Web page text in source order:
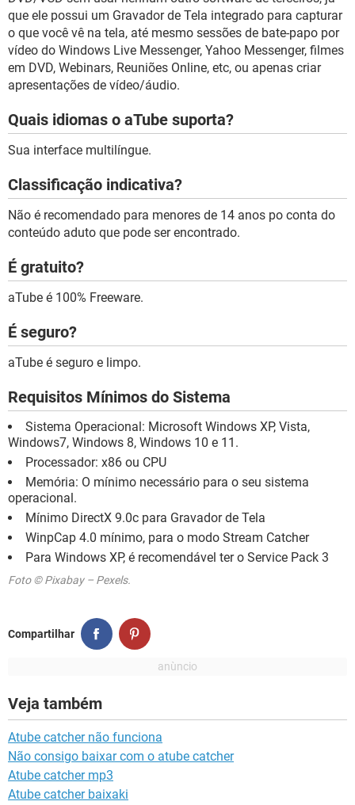
que ele possui um Gravador de Tela integrado para capturar
o que você vê na tela, até mesmo sessões de bate-papo por
vídeo do Windows Live Messenger, Yahoo Messenger, filmes
em DVD, Webinars, Reuniões Online, etc, ou apenas criar
apresentações de vídeo/áudio.
Quais idiomas o aTube suporta?
Sua interface multilíngue.
Classificação indicativa?
Não é recomendado para menores de 14 anos po conta do
conteúdo aduto que pode ser encontrado.
É gratuito?
aTube é 100% Freeware.
É seguro?
aTube é seguro e limpo.
Requisitos Mínimos do Sistema
Sistema Operacional: Microsoft Windows XP, Vista,
Windows7, Windows 8, Windows 10 e 11.
Processador: x86 ou CPU
Memória: O mínimo necessário para o seu sistema
operacional.
Mínimo DirectX 9.0c para Gravador de Tela
WinpCap 4.0 mínimo, para o modo Stream Catcher
Para Windows XP, é recomendável ter o Service Pack 3
Foto © Pixabay – Pexels.
Compartilhar
Veja também
Atube catcher não funciona
Não consigo baixar com o atube catcher
Atube catcher mp3
Atube catcher baixaki